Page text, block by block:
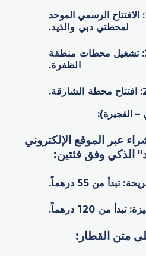
: الافتتاح الرسمي الموحد
لمحطتي دبي والذيد.
: تشغيل محطات منطقة
الظفرة.
: افتتاح محطة الشارقة.
– الفجيرة):
عبر الموقع الإلكتروني
الذكي وفق فئتين:
: تبدأ من 55 درهماً.
: تبدأ من 120 درهماً.
متن القطار: